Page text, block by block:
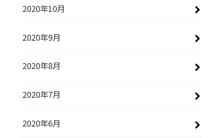
2020年10月
2020年9月
2020年8月
2020年7月
2020年6月